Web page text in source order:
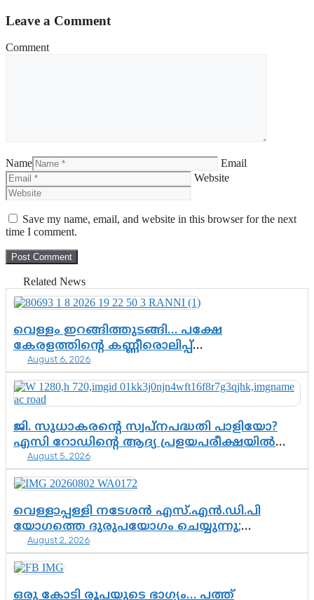
Leave a Comment
Comment
Name
Email
Website
Save my name, email, and website in this browser for the next
time I comment.
Related News
വെള്ളം ഇറങ്ങിത്തുടങ്ങി… പക്ഷേ
കേരളത്തിന്റെ കണ്ണീരൊലിപ്പ്
എന്നവസാനിക്കും?
August 6, 2026
ജി. സുധാകരന്റെ സ്വപ്നപദ്ധതി പാളിയോ?
എസി റോഡിന്റെ ആദ്യ പ്രളയപരീക്ഷയിൽ
ഉയരുന്നത് ഗുരുതര ചോദ്യങ്ങൾ
August 5, 2026
വെള്ളാപ്പള്ളി നടേശൻ എസ്.എൻ.ഡി.പി
യോഗത്തെ ദുരുപയോഗം ചെയ്യുന്നു;
ശ്രീനാരായണ പ്രസ്ഥാനത്തെ കാർന്നുതിന്നുന്ന
വിഷവിത്ത്: ഗോകുലം ഗോപാലൻ
August 2, 2026
ഒരു കോടി രൂപയുടെ ഭാഗ്യം… പത്ത്